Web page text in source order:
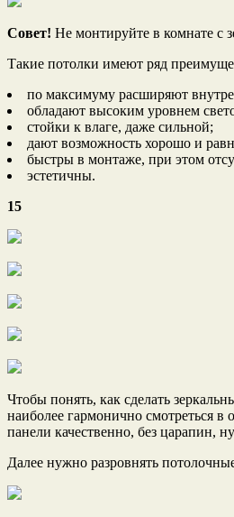
Совет! Не монтируйте в комнате с
Такие потолки имеют ряд
по максимуму расширяют
обладают высоким уровнем
стойки к влаге, даже сильной;
дают возможность хорошо и
быстры в монтаже, при этом
эстетичны.
15
Чтобы понять, как сделать
наиболее гармонично смотреться в
панели качественно, без царапин,
Далее нужно разровнять